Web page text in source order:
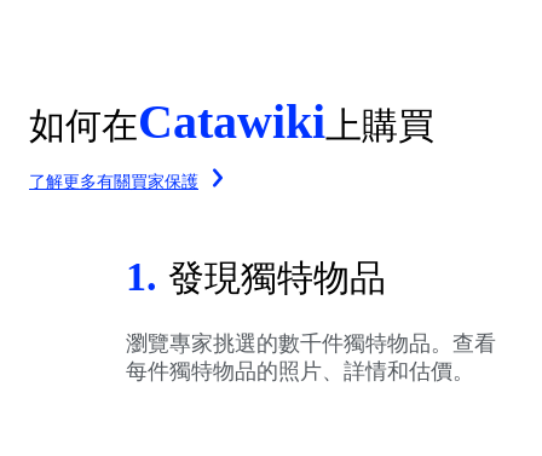
如何在Catawiki 上購買
了解更多有關買家保護
1. 發現獨特物品
瀏覽專家挑選的數千件獨特物品。查看
每件獨特物品的照片、詳情和估價。